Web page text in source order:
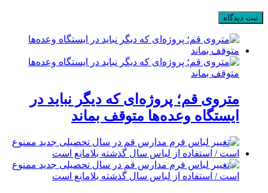
متروی قم؛ پروژه‌ای که دیگر نباید در
ایستگاه وعده‌ها متوقف بماند